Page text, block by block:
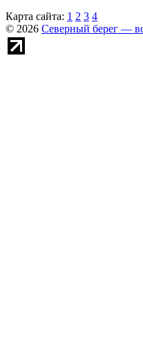
Карта сайта: 1 2 3 4
© 2026 Северный берег —